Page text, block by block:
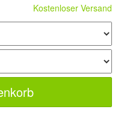
Kostenloser Versand